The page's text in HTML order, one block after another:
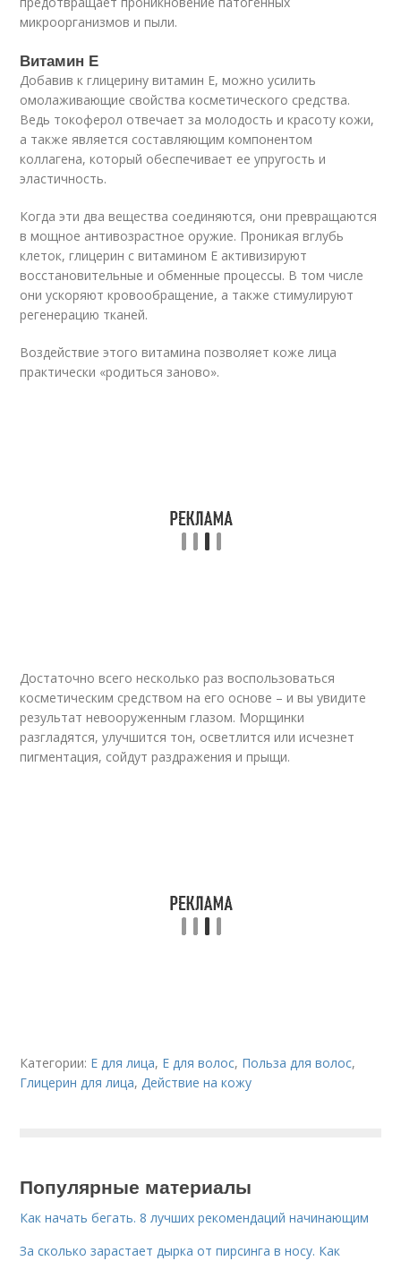
микроорганизмов и пыли.
Витамин Е
Добавив к глицерину витамин Е, можно усилить
омолаживающие свойства косметического средства.
Ведь токоферол отвечает за молодость и красоту кожи,
а также является составляющим компонентом
коллагена, который обеспечивает ее упругость и
эластичность.
Когда эти два вещества соединяются, они превращаются
в мощное антивозрастное оружие. Проникая вглубь
клеток, глицерин с витамином Е активизируют
восстановительные и обменные процессы. В том числе
они ускоряют кровообращение, а также стимулируют
регенерацию тканей.
Воздействие этого витамина позволяет коже лица
практически «родиться заново».
Достаточно всего несколько раз воспользоваться
косметическим средством на его основе – и вы увидите
результат невооруженным глазом. Морщинки
разгладятся, улучшится тон, осветлится или исчезнет
пигментация, сойдут раздражения и прыщи.
Категории: Е для лица, Е для волос, Польза для волос,
Глицерин для лица,Действие на кожу
Популярные материалы
Как начать бегать. 8 лучших рекомендаций начинающим
За сколько зарастает дырка от пирсинга в носу. Как